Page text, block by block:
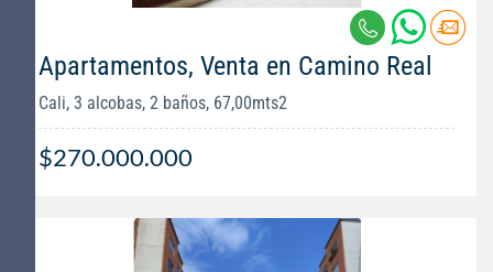
Apartamentos, Venta en Camino Real
Cali, 3 alcobas, 2 baños, 67,00mts2
$270.000.000